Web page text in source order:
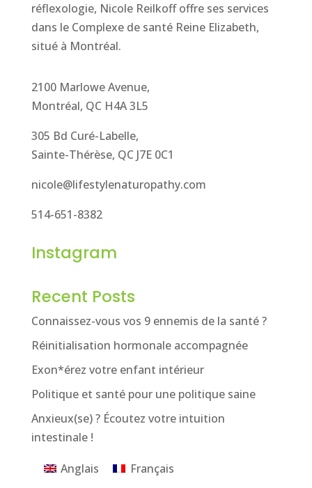
réflexologie, Nicole Reilkoff offre ses services
dans le Complexe de santé Reine Elizabeth,
situé à Montréal.
2100 Marlowe Avenue,
Montréal, QC H4A 3L5
305 Bd Curé-Labelle,
Sainte-Thérèse, QC J7E 0C1
nicole@lifestylenaturopathy.com
514-651-8382
Instagram
Recent Posts
Connaissez-vous vos 9 ennemis de la santé ?
Réinitialisation hormonale accompagnée
Exon*érez votre enfant intérieur
Politique et santé pour une politique saine
Anxieux(se) ? Écoutez votre intuition
intestinale !
Anglais Français